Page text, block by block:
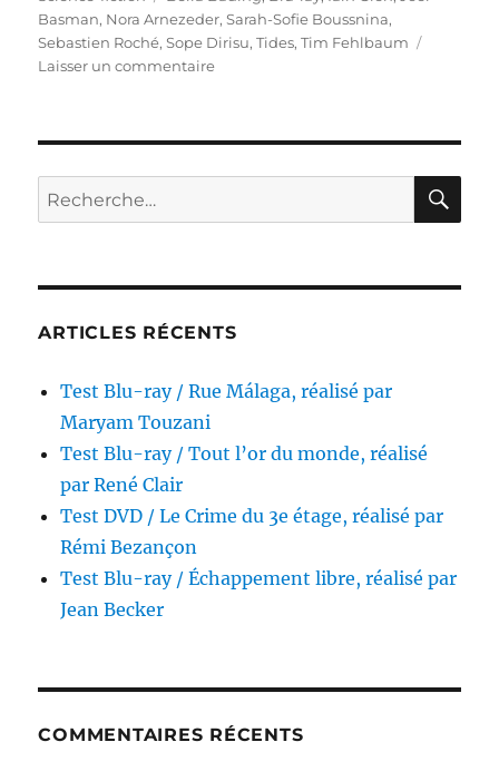
Basman, Nora Arnezeder,Sarah-Sofie Boussnina,
Sebastien Roché,Sope Dirisu,Tides,Tim Fehlbaum
Laisser un commentairesur
La
(Tides),
Fehlbaum
Recherche
pour :
ARTICLES RÉCENTS
Test Blu-ray / Rue Málaga, réalisé par
Maryam Touzani
Test Blu-ray / Tout l’or du monde, réalisé
par René Clair
Test DVD / Le Crime du 3e étage, réalisé par
Rémi Bezançon
Test Blu-ray / Échappement libre, réalisé par
Jean Becker
COMMENTAIRES RÉCENTS